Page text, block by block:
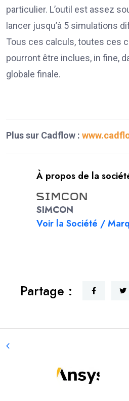
particulier. L’outil est assez
lancer jusqu’à 5 simulations
Tous ces calculs, toutes ces
pourront être inclues, in fine,
globale finale.
Plus sur Cadflow :
À propos de la
SIMCON
Voir la Société /
Partage :